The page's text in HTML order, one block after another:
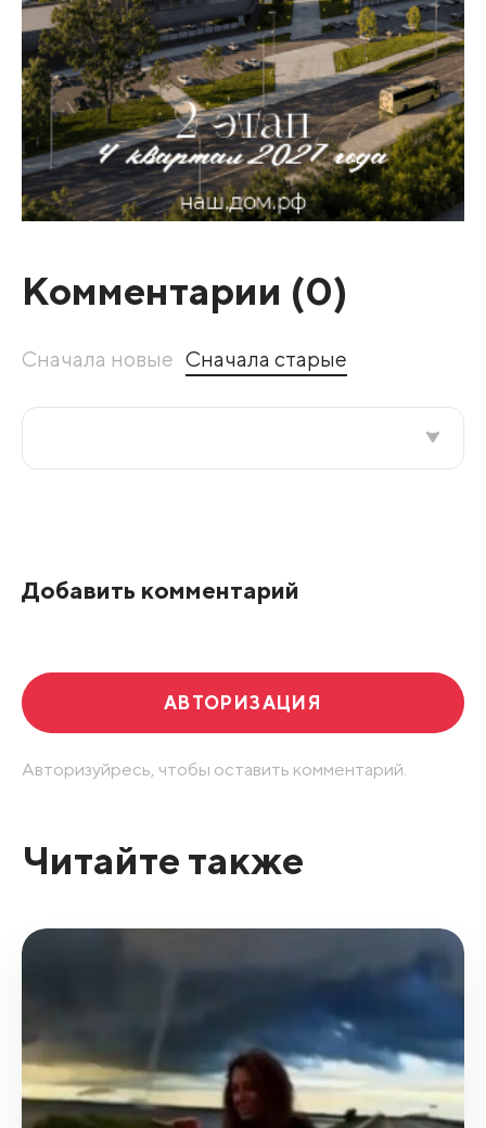
Комментарии (0)
Сначала новые Сначала старые
Добавить комментарий
АВТОРИЗАЦИЯ
Авторизуйресь, чтобы оставить комментарий.
Читайте также